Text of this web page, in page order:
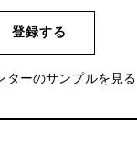
登録する
ターのサンプルを見る